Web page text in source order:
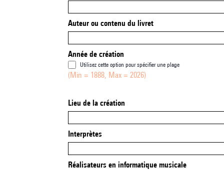
Auteur ou contenu du livret
Année de création
Utilisez cette option pour spécifier une plage
(Min = 1888, Max = 2026)
Lieu de la création
Interprètes
Réalisateurs en informatique musicale